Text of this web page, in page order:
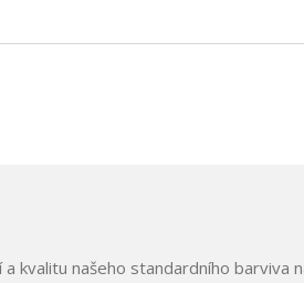
kvalitu našeho standardního barviva